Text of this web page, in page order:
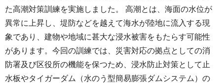
た高潮対策訓練を実施しました。 高潮とは、海面の水位が
異常に上昇し、堤防などを越えて海水が陸地に流入する現
象であり、建物や地域に甚大な浸水被害をもたらす可能性
があります。今回の訓練では、災害対応の拠点としての消
防署及び区役所の機能を保つため、浸水防止対策として止
水板やタイガーダム（水のう型簡易膨張ダムシステム）の